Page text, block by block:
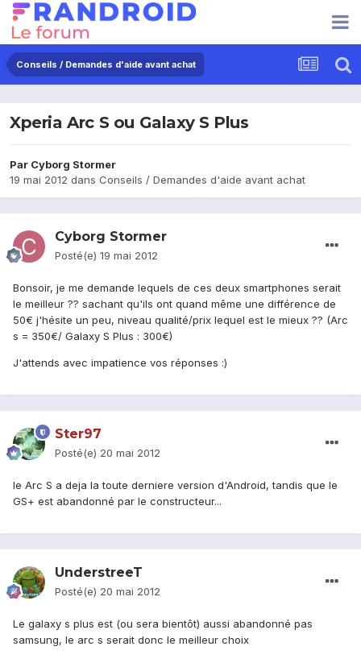
Conseils / Demandes d'aide avant achat
Xperia Arc S ou Galaxy S Plus
Par Cyborg Stormer
19 mai 2012 dans Conseils / Demandes d'aide avant achat
Cyborg Stormer
Posté(e) 19 mai 2012
Bonsoir, je me demande lequels de ces deux smartphones serait
le meilleur ?? sachant qu'ils ont quand même une différence de
50€ j'hésite un peu, niveau qualité/prix lequel est le mieux ?? (Arc
s = 350€/ Galaxy S Plus : 300€)
J'attends avec impatience vos réponses :)
Ster97
Posté(e) 20 mai 2012
le Arc S a deja la toute derniere version d'Android, tandis que le
GS+ est abandonné par le constructeur...
UnderstreeT
Posté(e) 20 mai 2012
Le galaxy s plus est (ou sera bientôt) aussi abandonné pas
samsung, le arc s serait donc le meilleur choix